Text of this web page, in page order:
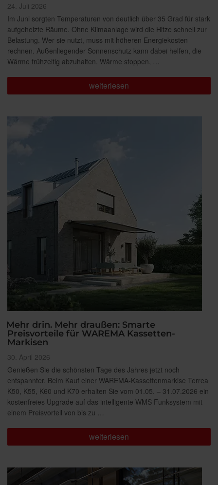
Veröffentlicht
am
24. Juli 2026
Im Juni sorgten Temperaturen von deutlich über 35 Grad für stark
aufgeheizte Räume. Ohne Klimaanlage wird die Hitze schnell zur
Belastung. Wer sie nutzt, muss mit höheren Energiekosten
rechnen. Außenliegender Sonnenschutz kann dabei helfen, die
Wärme frühzeitig abzuhalten. Wärme stoppen, …
„Angenehm
kühl:
gegen
weiterlesen
Mehr drin. Mehr draußen: Smarte
Preisvorteile für WAREMA Kassetten-
Markisen
Veröffentlicht
am
30. April 2026
Genießen Sie die schönsten Tage des Jahres jetzt noch
entspannter. Beim Kauf einer WAREMA-Kassettenmarkise Terrea
K50, K55, K60 und K70 erhalten Sie vom 01.05. – 31.07.2026 ein
kostenfreies Upgrade auf das intelligente WMS Funksystem mit
einem Preisvorteil von bis zu …
„Mehr
drin.
Smarte
Preisvorteile
weiterlesen